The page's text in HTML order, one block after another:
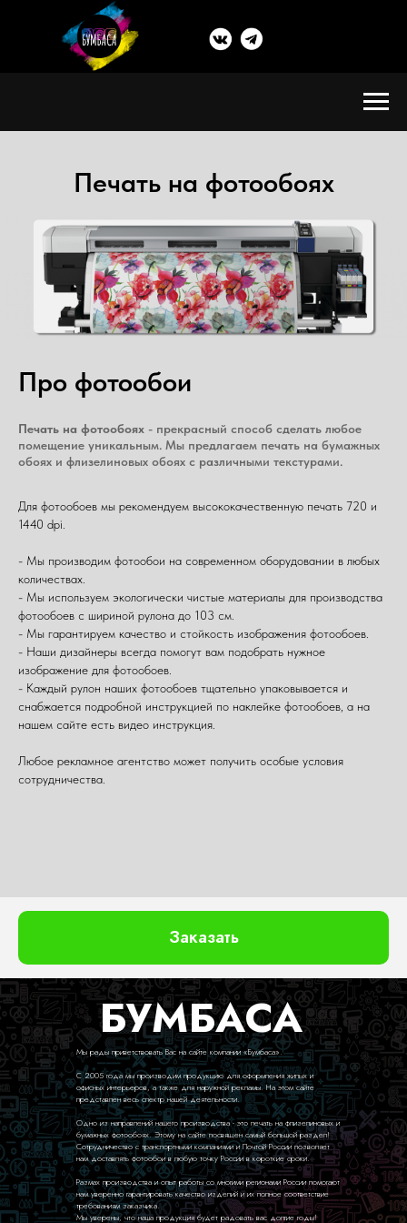
Печать на фотообоях
Про фотообои
Печать на фотообоях - прекрасный способ сделать любое
помещение уникальным. Мы предлагаем печать на бумажных
обоях и флизелиновых обоях с различными текстурами.
Для фотообоев мы рекомендуем высококачественную печать 720 и
1440 dpi.
- Мы производим фотообои на современном оборудовании в любых
количествах.
- Мы используем экологически чистые материалы для производства
фотообоев с шириной рулона до 103 см.
- Мы гарантируем качество и стойкость изображения фотообоев.
- Наши дизайнеры всегда помогут вам подобрать нужное
изображение для фотообоев.
- Каждый рулон наших фотообоев тщательно упаковывается и
снабжается подробной инструкцией по наклейке фотообоев, а на
нашем сайте есть видео инструкция.
Любое рекламное агентство может получить особые условия
сотрудничества.
Заказать
Мы рады приветствовать Вас на сайте компании «Бумбаса».
С 2005 года мы производим продукцию для оформления жилых и
офисных интерьеров, а также для наружной рекламы. На этом сайте
представлен весь спектр нашей деятельности.
Одно из направлений нашего производства - это печать на флизелиновых и
бумажных фотообоях. Этому на сайте посвящен самый большой раздел!
Сотрудничество с транспортными компаниями и Почтой России позволяет
нам доставлять фотообои в любую точку России в короткие сроки.
Размах производства и опыт работы со многими регионами России помогают
нам уверенно гарантировать качество изделий и их полное соответствие
требованиям заказчика.
Мы уверены, что наша продукция будет радовать вас долгие годы!
БУМБАСА